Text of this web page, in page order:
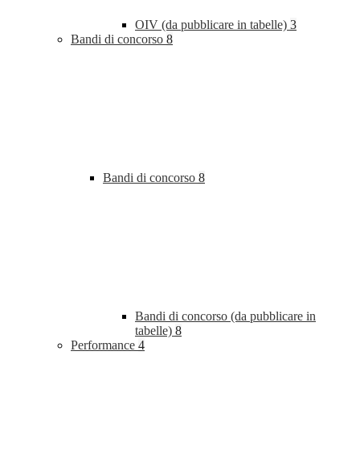
OIV (da pubblicare in tabelle) 3
Bandi di concorso 8
Bandi di concorso 8
Bandi di concorso (da pubblicare in
tabelle) 8
Performance 4